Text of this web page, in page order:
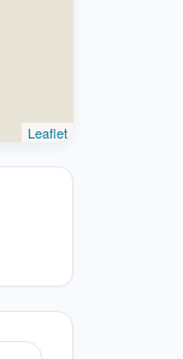
Leaflet